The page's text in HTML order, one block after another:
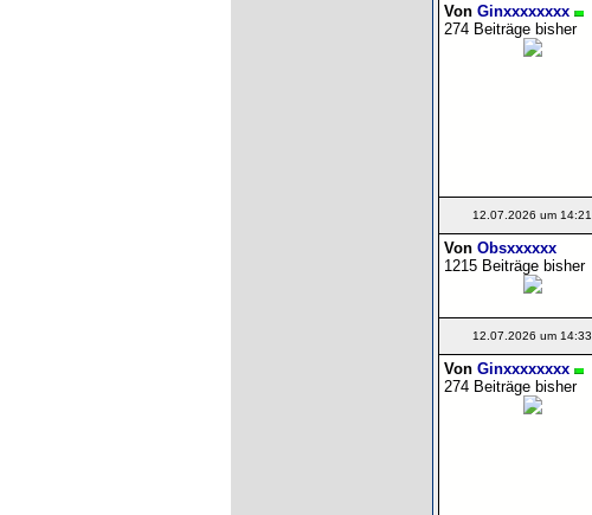
Von Ginxxxxxxxx
274 Beiträge bisher
12.07.2026 um 14:21
Von Obsxxxxxx
1215 Beiträge bisher
12.07.2026 um 14:33
Von Ginxxxxxxxx
274 Beiträge bisher